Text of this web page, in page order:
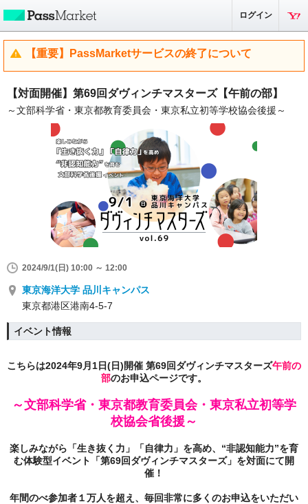
ログイン
【重要】PassMarketサービスの終了について
【対面開催】第69回ダヴィンチマスターズ【午前の部】
～文部科学省・東京都教育委員会・東京私立初等学校協会後援～
2024/9/1(日) 10:00 ～ 12:00
東京海洋大学 品川キャンパス
東京都港区港南4-5-7
イベント情報
こちらは2024年9月1日(日)開催 第69回ダヴィンチマスターズ午前の
部のお申込ページです。
～文部科学省・東京都教育委員会・東京私立初等学
校協会省後援～
楽しみながら 「生き抜く力」「自律力」 を高め、 “非認知能力”を育
む体験型イベント「第69回ダヴィンチマスターズ」を対面にて開
催！
年間のべ参加者１万人を超え、毎回非常に多くのお申込をいただい